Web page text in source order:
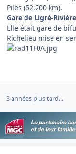
Piles (52,200 km).
Gare de Ligré-
Elle était gare de
Richelieu mise en
3 années plus tard...